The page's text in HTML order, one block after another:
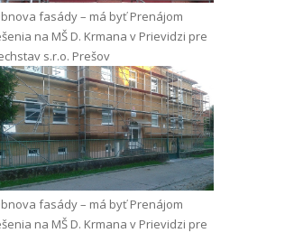
fasády – má byť Prenájom
na MŠ D. Krmana v Prievidzi pre
s.r.o. Prešov
fasády – má byť Prenájom
na MŠ D. Krmana v Prievidzi pre